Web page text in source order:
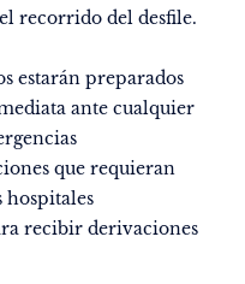
recorrido del desfile.
estarán preparados
ante cualquier
que requieran
hospitales
recibir derivaciones